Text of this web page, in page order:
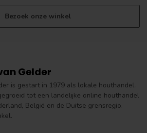
Bezoek onze winkel
Gelder
is gestart in 1979 als lokale houthandel.
tot een landelijke online houthandel
België en de Duitse grensregio.